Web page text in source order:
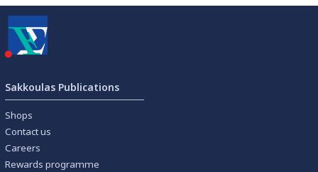
Sakkoulas Publications
Shops
Contact us
Careers
Rewards programme